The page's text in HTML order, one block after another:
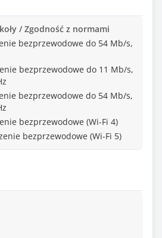
/ Zgodność z normami
bezprzewodowe do 54 Mb/s,
bezprzewodowe do 11 Mb/s,
bezprzewodowe do 54 Mb/s,
bezprzewodowe (Wi-Fi 4)
bezprzewodowe (Wi-Fi 5)